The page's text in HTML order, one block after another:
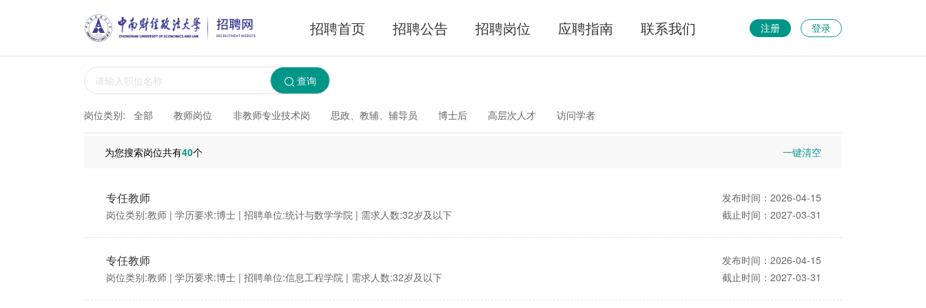
招聘首页 招聘公告 招聘岗位 应聘指南 联系我们 注册 登录
查询
岗位类别: 全部 教师岗位 非教师专业技术岗 思政、教辅、辅导员 博士后 高层次人才 访问学者
为您搜索岗位共有40个 一键清空
专任教师
岗位类别:教师 | 学历要求:博士 | 招聘单位:统计与数学学院 | 需求人数:32岁及以下
发布时间：2026-04-15
截止时间：2027-03-31
专任教师
岗位类别:教师 | 学历要求:博士 | 招聘单位:信息工程学院 | 需求人数:32岁及以下
发布时间：2026-04-15
截止时间：2027-03-31